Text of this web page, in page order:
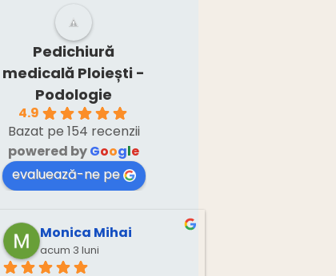
medical.”
Pedichiură
medicală Ploiești -
Podologie
4.9
Bazat pe 154 recenzii
powered byGoogle
evaluează-ne pe
Monica Mihai
acum 3 luni